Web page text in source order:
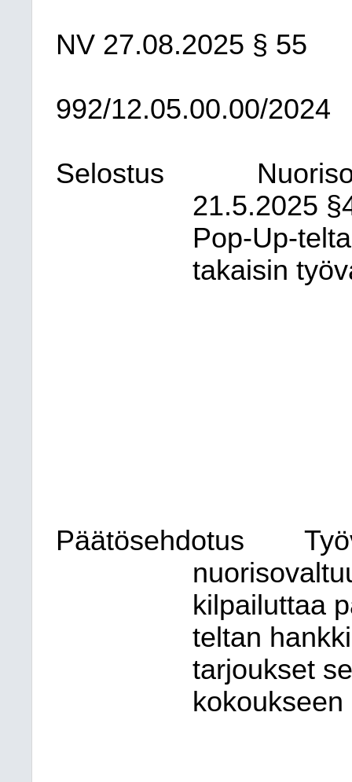
NV 27.08.2025 § 55
992/12.05.00.00/2024
Selostus
21.5.2025
Pop-Up-
takaisin
Päätösehdotus
kilpailuttaa
teltan
tarjoukset